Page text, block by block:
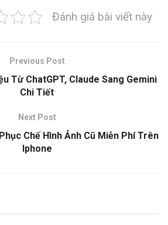
Đánh giá bài viết này
Previous Post
Từ ChatGPT, Claude Sang Gemini
Chi Tiết
Next Post
Chế Hình Ảnh Cũ Miễn Phí Trên
Iphone